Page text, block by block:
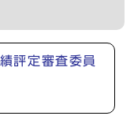
評定審査委員